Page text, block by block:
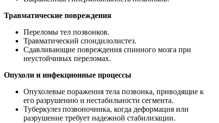
Травматические повреждения
Переломы тел позвонков.
Травматический спондилолистез.
Сдавливающие повреждения спинного мозга при
неустойчивых переломах.
Опухоли и инфекционные процессы
Опухолевые поражения тела позвонка, приводящие к
его разрушению и нестабильности сегмента.
Туберкулез позвоночника, когда деформация или
разрушение требует надежной стабилизации.